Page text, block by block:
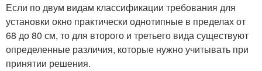
Если по двум видам классификации требования для
установки окно практически однотипные в пределах от
68 до 80 см, то для второго и третьего вида существуют
определенные различия, которые нужно учитывать при
принятии решения.